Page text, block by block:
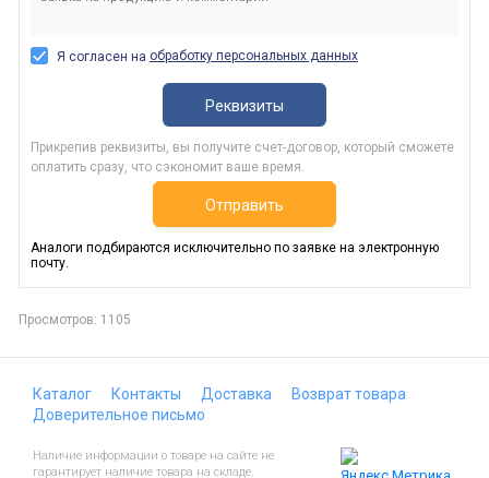
Я согласен на обработку персональных данных
Реквизиты
Прикрепив реквизиты, вы получите счет-договор, который сможете
оплатить сразу, что сэкономит ваше время.
Отправить
Аналоги подбираются исключительно по заявке на электронную
почту.
Просмотров: 1105
Каталог Контакты Доставка
Возврат товара
Доверительное письмо
Наличие информации о товаре на сайте не
гарантирует наличие товара на складе.